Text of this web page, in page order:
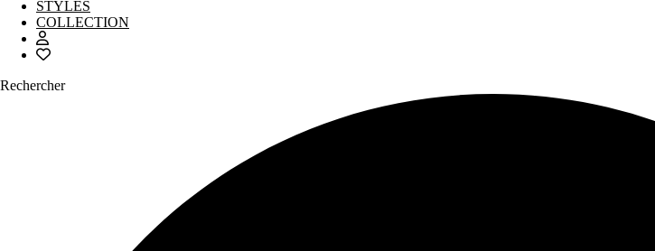
STYLES
COLLECTION
Rechercher